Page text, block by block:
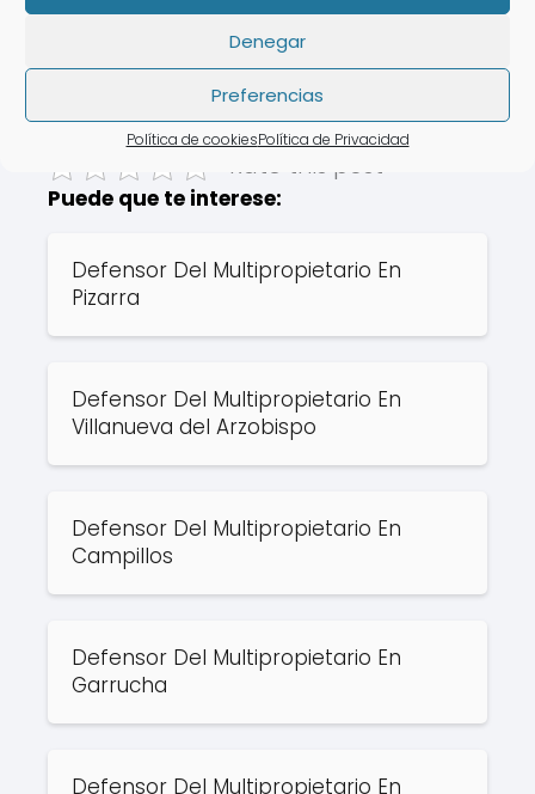
Denegar
Preferencias
Política de cookiesPolítica de Privacidad
registro de la propiedad
Semana flotante
Rate this post
Puede que te interese:
Defensor Del Multipropietario En
Pizarra
Defensor Del Multipropietario En
Villanueva del Arzobispo
Defensor Del Multipropietario En
Campillos
Defensor Del Multipropietario En
Garrucha
Defensor Del Multipropietario En